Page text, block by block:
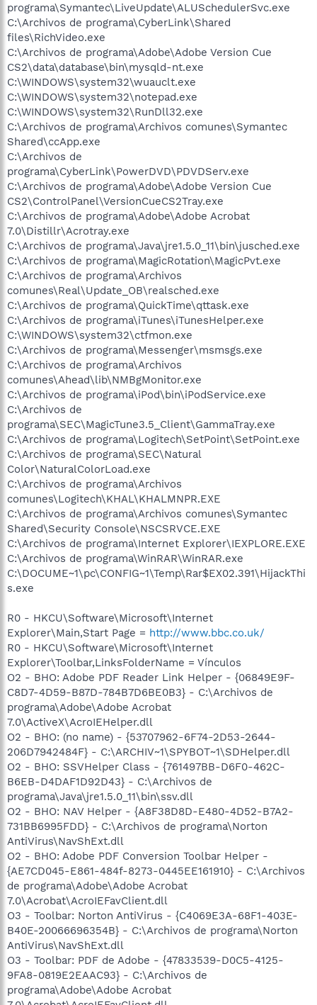
programa\Symantec\LiveUpdate\ALUSchedulerSvc.exe
C:\Archivos de programa\CyberLink\Shared
files\RichVideo.exe
C:\Archivos de programa\Adobe\Adobe Version Cue
CS2\data\database\bin\mysqld-nt.exe
C:\WINDOWS\system32\wuauclt.exe
C:\WINDOWS\system32\notepad.exe
C:\WINDOWS\system32\RunDll32.exe
C:\Archivos de programa\Archivos comunes\Symantec
Shared\ccApp.exe
C:\Archivos de
programa\CyberLink\PowerDVD\PDVDServ.exe
C:\Archivos de programa\Adobe\Adobe Version Cue
CS2\ControlPanel\VersionCueCS2Tray.exe
C:\Archivos de programa\Adobe\Adobe Acrobat
7.0\Distillr\Acrotray.exe
C:\Archivos de programa\Java\jre1.5.0_11\bin\jusched.exe
C:\Archivos de programa\MagicRotation\MagicPvt.exe
C:\Archivos de programa\Archivos
comunes\Real\Update_OB\realsched.exe
C:\Archivos de programa\QuickTime\qttask.exe
C:\Archivos de programa\iTunes\iTunesHelper.exe
C:\WINDOWS\system32\ctfmon.exe
C:\Archivos de programa\Messenger\msmsgs.exe
C:\Archivos de programa\Archivos
comunes\Ahead\lib\NMBgMonitor.exe
C:\Archivos de programa\iPod\bin\iPodService.exe
C:\Archivos de
programa\SEC\MagicTune3.5_Client\GammaTray.exe
C:\Archivos de programa\Logitech\SetPoint\SetPoint.exe
C:\Archivos de programa\SEC\Natural
Color\NaturalColorLoad.exe
C:\Archivos de programa\Archivos
comunes\Logitech\KHAL\KHALMNPR.EXE
C:\Archivos de programa\Archivos comunes\Symantec
Shared\Security Console\NSCSRVCE.EXE
C:\Archivos de programa\Internet Explorer\IEXPLORE.EXE
C:\Archivos de programa\WinRAR\WinRAR.exe
C:\DOCUME~1\pc\CONFIG~1\Temp\Rar$EX02.391\HijackThi
s.exe
R0 - HKCU\Software\Microsoft\Internet
Explorer\Main,Start Page = http://www.bbc.co.uk/
R0 - HKCU\Software\Microsoft\Internet
Explorer\Toolbar,LinksFolderName = Vínculos
O2 - BHO: Adobe PDF Reader Link Helper - {06849E9F-
C8D7-4D59-B87D-784B7D6BE0B3} - C:\Archivos de
programa\Adobe\Adobe Acrobat
7.0\ActiveX\AcroIEHelper.dll
O2 - BHO: (no name) - {53707962-6F74-2D53-2644-
206D7942484F} - C:\ARCHIV~1\SPYBOT~1\SDHelper.dll
O2 - BHO: SSVHelper Class - {761497BB-D6F0-462C-
B6EB-D4DAF1D92D43} - C:\Archivos de
programa\Java\jre1.5.0_11\bin\ssv.dll
O2 - BHO: NAV Helper - {A8F38D8D-E480-4D52-B7A2-
731BB6995FDD} - C:\Archivos de programa\Norton
AntiVirus\NavShExt.dll
O2 - BHO: Adobe PDF Conversion Toolbar Helper -
{AE7CD045-E861-484f-8273-0445EE161910} - C:\Archivos
de programa\Adobe\Adobe Acrobat
7.0\Acrobat\AcroIEFavClient.dll
O3 - Toolbar: Norton AntiVirus - {C4069E3A-68F1-403E-
B40E-20066696354B} - C:\Archivos de programa\Norton
AntiVirus\NavShExt.dll
O3 - Toolbar: PDF de Adobe - {47833539-D0C5-4125-
9FA8-0819E2EAAC93} - C:\Archivos de
programa\Adobe\Adobe Acrobat